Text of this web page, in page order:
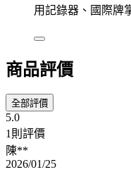
用記錄器、國際牌
商品評價
全部評價
5.0
1則評價
陳**
2026/01/25